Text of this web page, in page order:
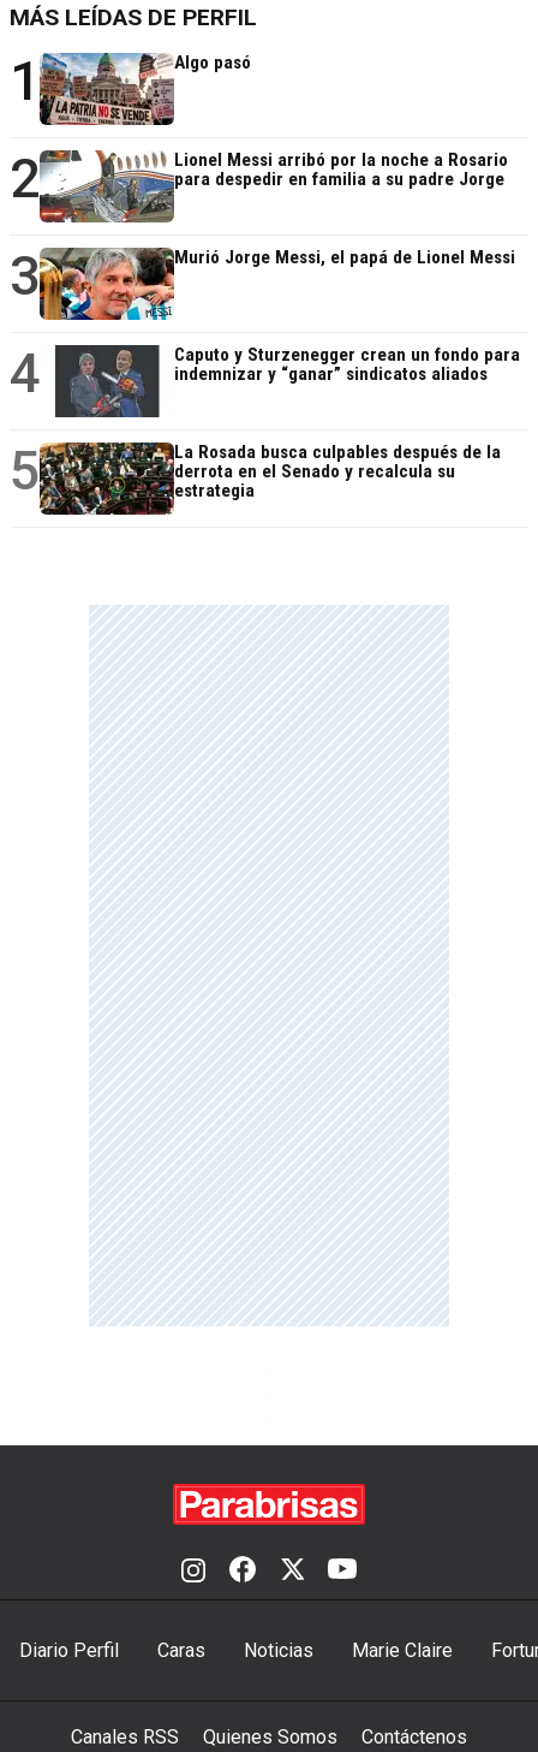
MÁS LEÍDAS DE PERFIL
1 Algo pasó
2
Lionel Messi arribó por la noche a Rosario
para despedir en familia a su padre Jorge
3 Murió Jorge Messi, el papá de Lionel Messi
4
Caputo y Sturzenegger crean un fondo para
indemnizar y “ganar” sindicatos aliados
5
La Rosada busca culpables después de la
derrota en el Senado y recalcula su
estrategia
Diario Perfil Caras Noticias Marie Claire
Canales RSS Quienes Somos Contáctenos